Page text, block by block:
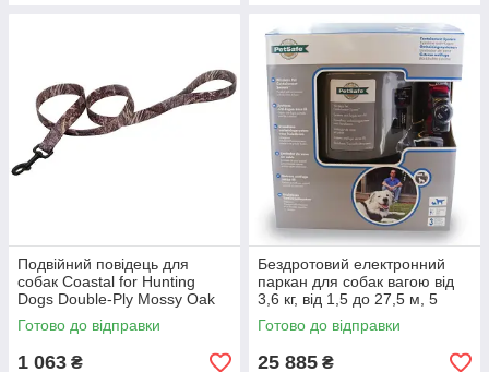
Подвійний повідець для
собак Coastal for Hunting
Dogs Double-Ply Mossy Oak
2,5х1,2м (R2904_DB104)
Готово до відправки
1 063 ₴
Бездротовий електронний
паркан для собак вагою від
3,6 кг, від 1,5 до 27,5 м, 5
рівнів впливу PetSafe
Wireless Containment System
Готово до відправки
25 885 ₴